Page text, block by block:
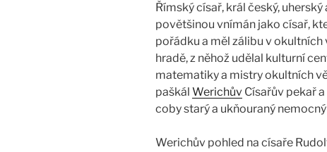
Římský císař, král český,
povětšinou vnímán jako císař,
pořádku a měl zálibu v okultních
hradě, z něhož udělal kulturní
matematiky a mistry okultních
paškál Werichův Císařův pekař
coby starý a ukňouraný
Werichův pohled na císaře